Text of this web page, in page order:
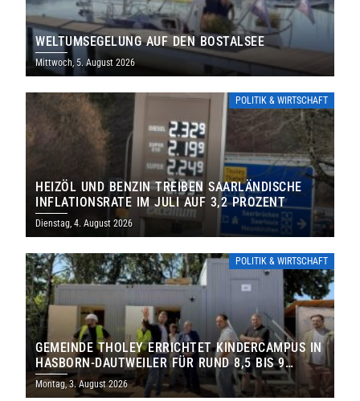
WELTUMSEGELUNG AUF DEN BOSTALSEE
Mittwoch, 5. August 2026
POLITIK & WIRTSCHAFT
HEIZÖL UND BENZIN TREIBEN SAARLÄNDISCHE
INFLATIONSRATE IM JULI AUF 3,2 PROZENT
Dienstag, 4. August 2026
POLITIK & WIRTSCHAFT
GEMEINDE THOLEY ERRICHTET KINDERCAMPUS IN
HASBORN-DAUTWEILER FÜR RUND 8,5 BIS 9
MILLIONEN EURO
Montag, 3. August 2026